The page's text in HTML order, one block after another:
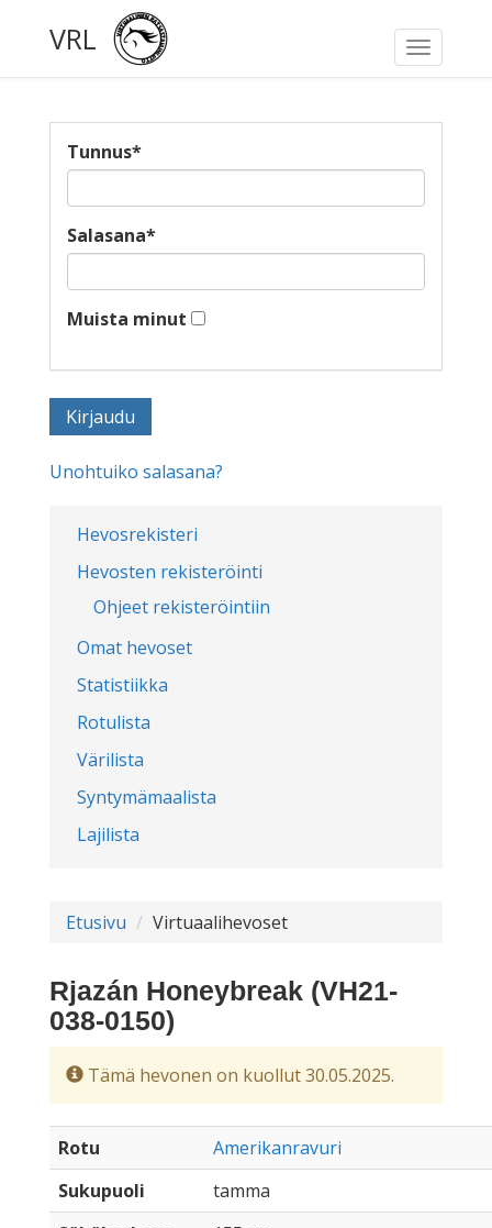
Toggle
VRL
Hevosrekisteri
Hevosten rekisteröinti
Ohjeet rekisteröintiin
Omat hevoset
Statistiikka
Rotulista
Värilista
Syntymämaalista
Lajilista
Tunnus*
Salasana*
Muista minut
Unohtuiko salasana?
Etusivu Virtuaalihevoset
Rjazán Honeybreak (VH21-
038-0150)
Tämä hevonen on kuollut 30.05.2025.
Rotu
Amerikanravuri
Sukupuoli
tamma